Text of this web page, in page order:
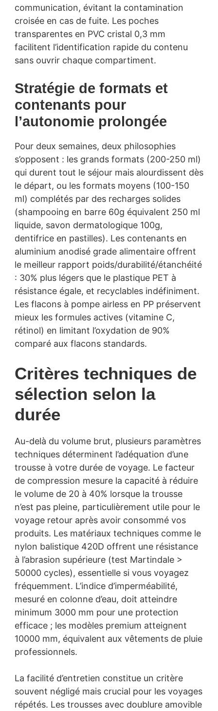
communication, évitant la contamination
croisée en cas de fuite. Les poches
transparentes en PVC cristal 0,3 mm
facilitent l’identification rapide du contenu
sans ouvrir chaque compartiment.
Stratégie de formats et
contenants pour
l’autonomie prolongée
Pour deux semaines, deux philosophies
s’opposent : les grands formats (200-250 ml)
qui durent tout le séjour mais alourdissent dès
le départ, ou les formats moyens (100-150
ml) complétés par des recharges solides
(shampooing en barre 60g équivalent 250 ml
liquide, savon dermatologique 100g,
dentifrice en pastilles). Les contenants en
aluminium anodisé grade alimentaire offrent
le meilleur rapport poids/durabilité/étanchéité
: 30% plus légers que le plastique PET à
résistance égale, et recyclables indéfiniment.
Les flacons à pompe airless en PP préservent
mieux les formules actives (vitamine C,
rétinol) en limitant l’oxydation de 90%
comparé aux flacons standards.
Critères techniques de
sélection selon la
durée
Au-delà du volume brut, plusieurs paramètres
techniques déterminent l’adéquation d’une
trousse à votre durée de voyage. Le facteur
de compression mesure la capacité à réduire
le volume de 20 à 40% lorsque la trousse
n’est pas pleine, particulièrement utile pour le
voyage retour après avoir consommé vos
produits. Les matériaux techniques comme le
nylon balistique 420D offrent une résistance
à l’abrasion supérieure (test Martindale >
50000 cycles), essentielle si vous voyagez
fréquemment. L’indice d’imperméabilité,
mesuré en colonne d’eau, doit atteindre
minimum 3000 mm pour une protection
efficace ; les modèles premium atteignent
10000 mm, équivalent aux vêtements de pluie
professionnels.
La facilité d’entretien constitue un critère
souvent négligé mais crucial pour les voyages
répétés. Les trousses avec doublure amovible